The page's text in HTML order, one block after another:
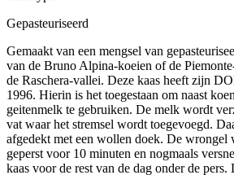
Gepasteuriseerd
Gemaakt van een mengsel van
van de Bruno Alpina-koeien of de
de Raschera-vallei. Deze kaas heeft zijn
1996. Hierin is het toegestaan om naast
geitenmelk te gebruiken. De melk wordt
vat waar het stremsel wordt toegevoegd.
afgedekt met een wollen doek. De wrongel
geperst voor 10 minuten en nogmaals
kaas voor de rest van de dag onder de pers.